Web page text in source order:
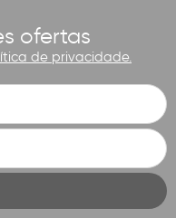
ofertas
de privacidade.